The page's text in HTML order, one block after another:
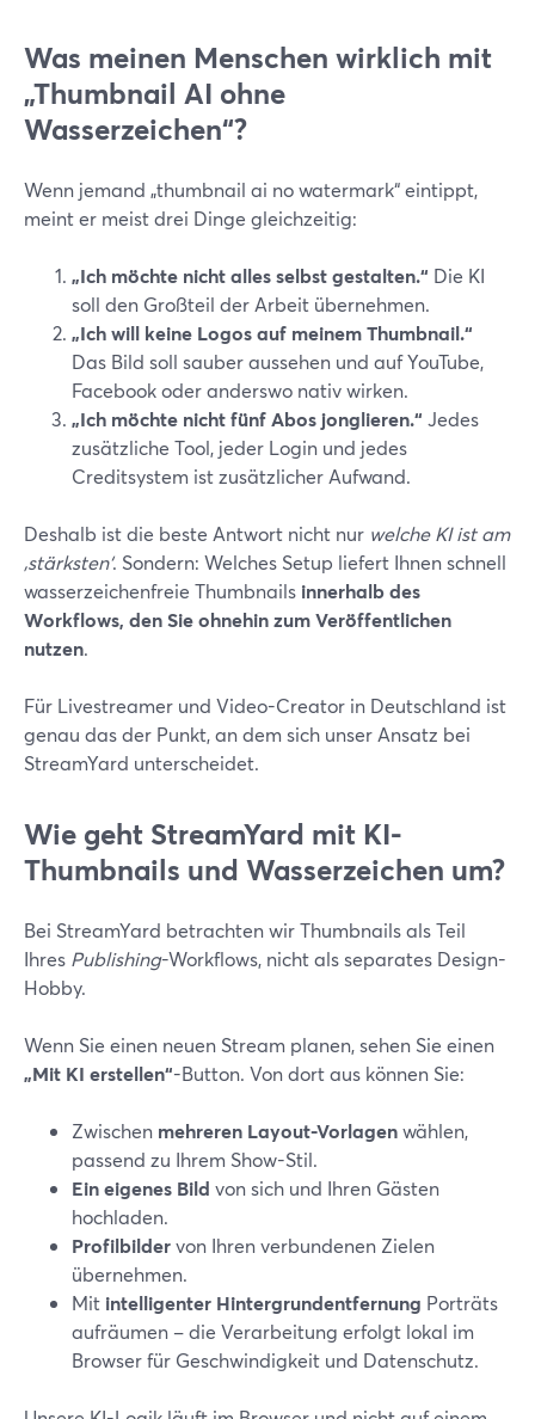
Was meinen Menschen wirklich mit
„Thumbnail AI ohne
Wasserzeichen“?
Wenn jemand „thumbnail ai no watermark“ eintippt,
meint er meist drei Dinge gleichzeitig:
„Ich möchte nicht alles selbst gestalten.“ Die KI
soll den Großteil der Arbeit übernehmen.
„Ich will keine Logos auf meinem Thumbnail.“
Das Bild soll sauber aussehen und auf YouTube,
Facebook oder anderswo nativ wirken.
„Ich möchte nicht fünf Abos jonglieren.“ Jedes
zusätzliche Tool, jeder Login und jedes
Creditsystem ist zusätzlicher Aufwand.
Deshalb ist die beste Antwort nicht nur welche KI ist am
‚stärksten‘. Sondern: Welches Setup liefert Ihnen schnell
wasserzeichenfreie Thumbnails innerhalb des
Workflows, den Sie ohnehin zum Veröffentlichen
nutzen.
Für Livestreamer und Video-Creator in Deutschland ist
genau das der Punkt, an dem sich unser Ansatz bei
StreamYard unterscheidet.
Wie geht StreamYard mit KI-
Thumbnails und Wasserzeichen um?
Bei StreamYard betrachten wir Thumbnails als Teil
Ihres Publishing-Workflows, nicht als separates Design-
Hobby.
Wenn Sie einen neuen Stream planen, sehen Sie einen
„Mit KI erstellen“-Button. Von dort aus können Sie:
Zwischen mehreren Layout-Vorlagenwählen,
passend zu Ihrem Show-Stil.
Ein eigenes Bild von sich und Ihren Gästen
hochladen.
Profilbildervon Ihren verbundenen Zielen
übernehmen.
Mit intelligenter Hintergrundentfernung Porträts
aufräumen – die Verarbeitung erfolgt lokal im
Browser für Geschwindigkeit und Datenschutz.